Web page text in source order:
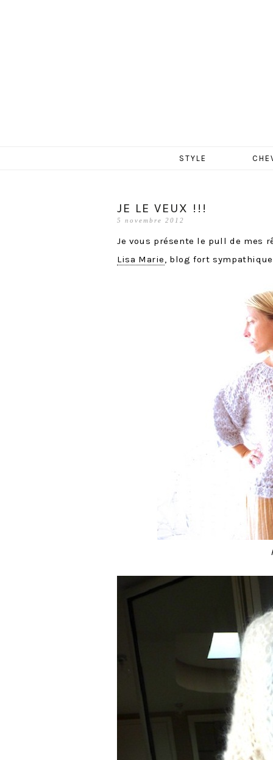
STYLE
JE LE VEUX !!!
5 novembre 2012
Je vous présente le pull de mes
Lisa Marie, blog fort